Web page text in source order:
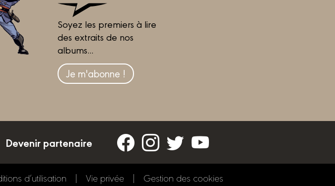
Soyez les premiers à lire
des extraits de nos
albums...
Je m'abonne !
Devenir partenaire
d’utilisation Vie privée Gestion des cookies